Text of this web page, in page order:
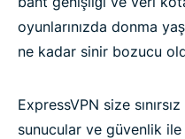
oyunlarınızda donma
ne kadar sinir bozucu
ExpressVPN size
sunucular ve güvenlik